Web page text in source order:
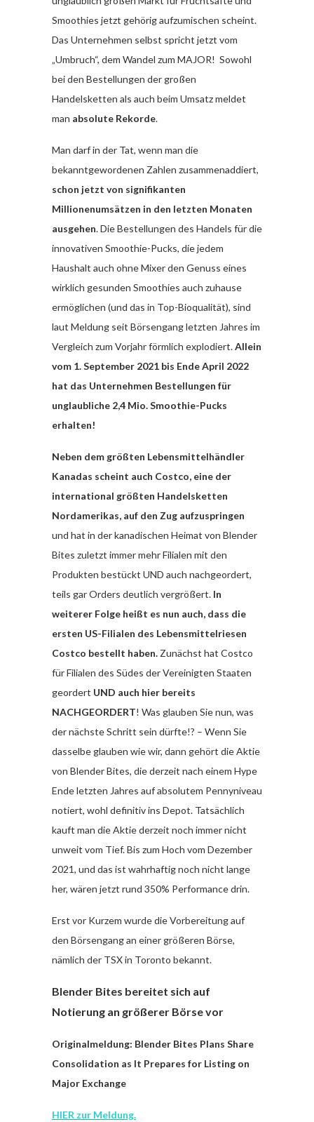
Smoothies jetzt gehörig aufzumischen scheint.
Das Unternehmen selbst spricht jetzt vom
„Umbruch“, dem Wandel zum MAJOR! Sowohl
bei den Bestellungen der großen
Handelsketten als auch beim Umsatz meldet
man absolute Rekorde.
Man darf in der Tat, wenn man die
bekanntgewordenen Zahlen zusammenaddiert,
schon jetzt von signifikanten
Millionenumsätzen in den letzten Monaten
ausgehen. Die Bestellungen des Handels für die
innovativen Smoothie-Pucks, die jedem
Haushalt auch ohne Mixer den Genuss eines
wirklich gesunden Smoothies auch zuhause
ermöglichen (und das in Top-Bioqualität), sind
laut Meldung seit Börsengang letzten Jahres im
Vergleich zum Vorjahr förmlich explodiert.Allein
vom 1. September 2021 bis Ende April 2022
hat das Unternehmen Bestellungen für
unglaubliche 2,4 Mio. Smoothie-Pucks
erhalten!
Neben dem größten Lebensmittelhändler
Kanadas scheint auch Costco, eine der
international größten Handelsketten
Nordamerikas, auf den Zug aufzuspringen
und hat in der kanadischen Heimat von Blender
Bites zuletzt immer mehr Filialen mit den
Produkten bestückt UND auch nachgeordert,
teils gar Orders deutlich vergrößert. In
weiterer Folge heißt es nun auch, dass die
ersten US-Filialen des Lebensmittelriesen
Costco bestellt haben. Zunächst hat Costco
für Filialen des Südes der Vereinigten Staaten
geordert UND auch hier bereits
NACHGEORDERT! Was glauben Sie nun, was
der nächste Schritt sein dürfte!? – Wenn Sie
dasselbe glauben wie wir, dann gehört die Aktie
von Blender Bites, die derzeit nach einem Hype
Ende letzten Jahres auf absolutem Pennyniveau
notiert, wohl definitiv ins Depot. Tatsächlich
kauft man die Aktie derzeit noch immer nicht
unweit vom Tief. Bis zum Hoch vom Dezember
2021, und das ist wahrhaftig noch nicht lange
her, wären jetzt rund 350% Performance drin.
Erst vor Kurzem wurde die Vorbereitung auf
den Börsengang an einer größeren Börse,
nämlich der TSX in Toronto bekannt.
Blender Bites bereitet sich auf
Notierung an größerer Börse vor
Originalmeldung: Blender Bites Plans Share
Consolidation as It Prepares for Listing on
Major Exchange
HIER zur Meldung.